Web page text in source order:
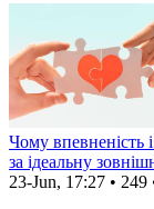
Чому впевненість
за ідеальну
23-Jun, 17:27 • 249